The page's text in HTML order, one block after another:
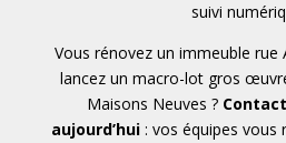
suivi
Vous rénovez un immeuble rue
lancez un macro-lot gros
Maisons Neuves ?
aujourd’hui : vos équipes